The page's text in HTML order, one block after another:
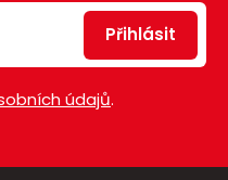
Přihlásit
údajů.